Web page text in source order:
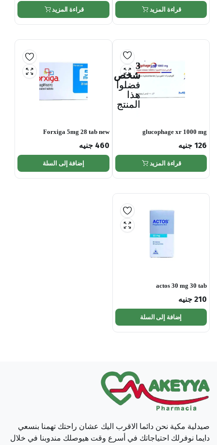
قراءة المزيد قراءة المزيد
3
شخص
فضلوا
هذا
المنتج
glucophage xr 1000 mg
126 جنيه
قراءة المزيد
Forxiga 5mg 28 tab new
460 جنيه
إضافة إلى السلة
actos 30 mg 30 tab
210 جنيه
إضافة إلى السلة
صيدلية مكية نحن دائما الاقرب اليك عشان راحتك تهمنا بنسعي
دايما نوفرلك احتياجاتك في أسرع وقت هيوصلك مندوبنا في خلال